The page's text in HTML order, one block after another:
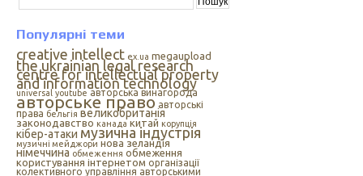
Популярні теми
creative intellect ex.ua megaupload
the ukrainian legal research
centre for intellectual property
and information technology
universal youtube авторська винагорода
авторське право авторські
права бельгія великобританія
законодавство канада китай корупція
кібер-атаки музична індустрія
музичні мейджори нова зеландія
німеччина обмеження обмеження
користування інтернетом організації
колективного управління авторськими